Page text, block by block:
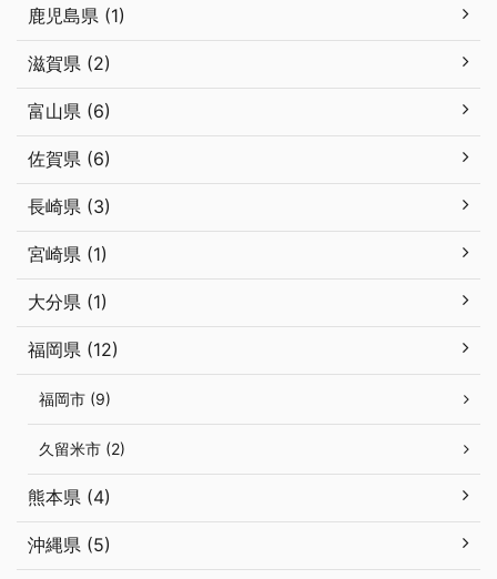
鹿児島県 (1)
滋賀県 (2)
富山県 (6)
佐賀県 (6)
長崎県 (3)
宮崎県 (1)
大分県 (1)
福岡県 (12)
福岡市 (9)
久留米市 (2)
熊本県 (4)
沖縄県 (5)